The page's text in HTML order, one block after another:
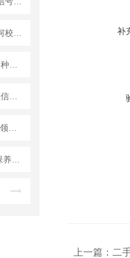
补
上一篇： 二